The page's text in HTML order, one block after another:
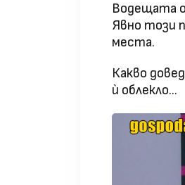
Водещата
Явно този
места.
Какво
ѝ облекло...